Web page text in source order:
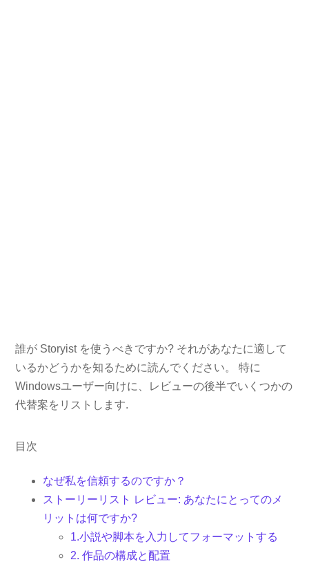
誰が Storyist を使うべきですか? それがあなたに適して
いるかどうかを知るために読んでください。 特に
Windowsユーザー向けに、レビューの後半でいくつかの
代替案をリストします.
目次
なぜ私を信頼するのですか？
ストーリーリスト レビュー: あなたにとってのメ
リットは何ですか?
1.小説や脚本を入力してフォーマットする
2. 作品の構成と配置